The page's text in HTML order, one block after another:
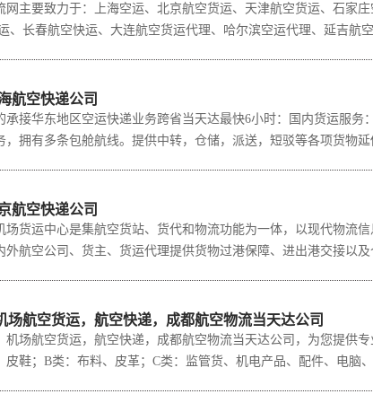
要致力于：上海空运、北京航空货运、天津航空货运、石家庄
、长春航空快运、大连航空货运代理、哈尔滨空运代理、延吉航
航空快递公司
华东地区空运快递业务跨省当天达最快6小时：国内货运服务
，拥有多条包舱航线。提供中转，仓储，派送，短驳等各项货物
航空快递公司
运中心是集航空货站、货代和物流功能为一体，以现代物流信
外航空公司、货主、货运代理提供货物过港保障、进出港交接以
场航空货运，航空快递，成都航空物流当天达公司
航空货运，航空快递，成都航空物流当天达公司，为您提供
皮鞋；B类：布料、皮革；C类：监管货、机电产品、配件、电脑